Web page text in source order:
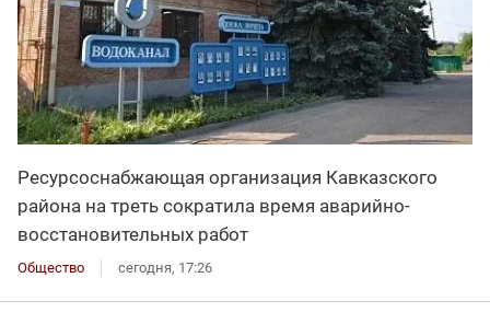
Ресурсоснабжающая организация Кавказского
района на треть сократила время аварийно-
восстановительных работ
Общество сегодня, 17:26